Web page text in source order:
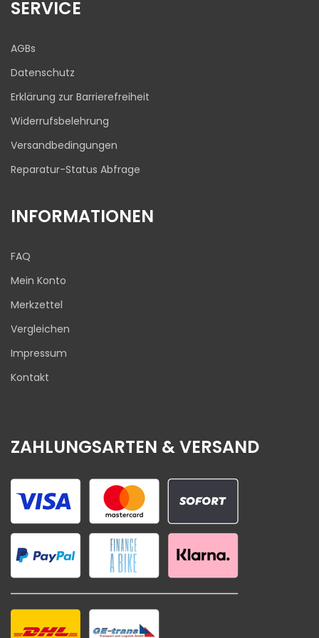
anderen Quelle
SERVICE
AGBs
Datenschutz
Erklärung zur Barrierefreiheit
Widerrufsbelehrung
Versandbedingungen
Reparatur-Status Abfrage
INFORMATIONEN
FAQ
Mein Konto
Merkzettel
Vergleichen
Impressum
Kontakt
ZAHLUNGSARTEN & VERSAND